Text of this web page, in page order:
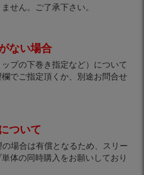
せん。ご了承下さい。
ない場合
プの下巻き指定など）について
でご指定頂くか、別途お問合せ
ついて
場合は有償となるため、スリー
体の同時購入をお願いしており